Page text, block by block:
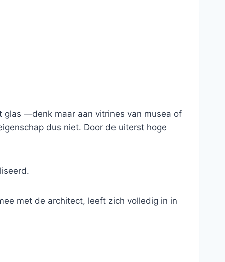
glas —denk maar aan vitrines van musea of
dus niet. Door de uiterst hoge
met de architect, leeft zich volledig in in